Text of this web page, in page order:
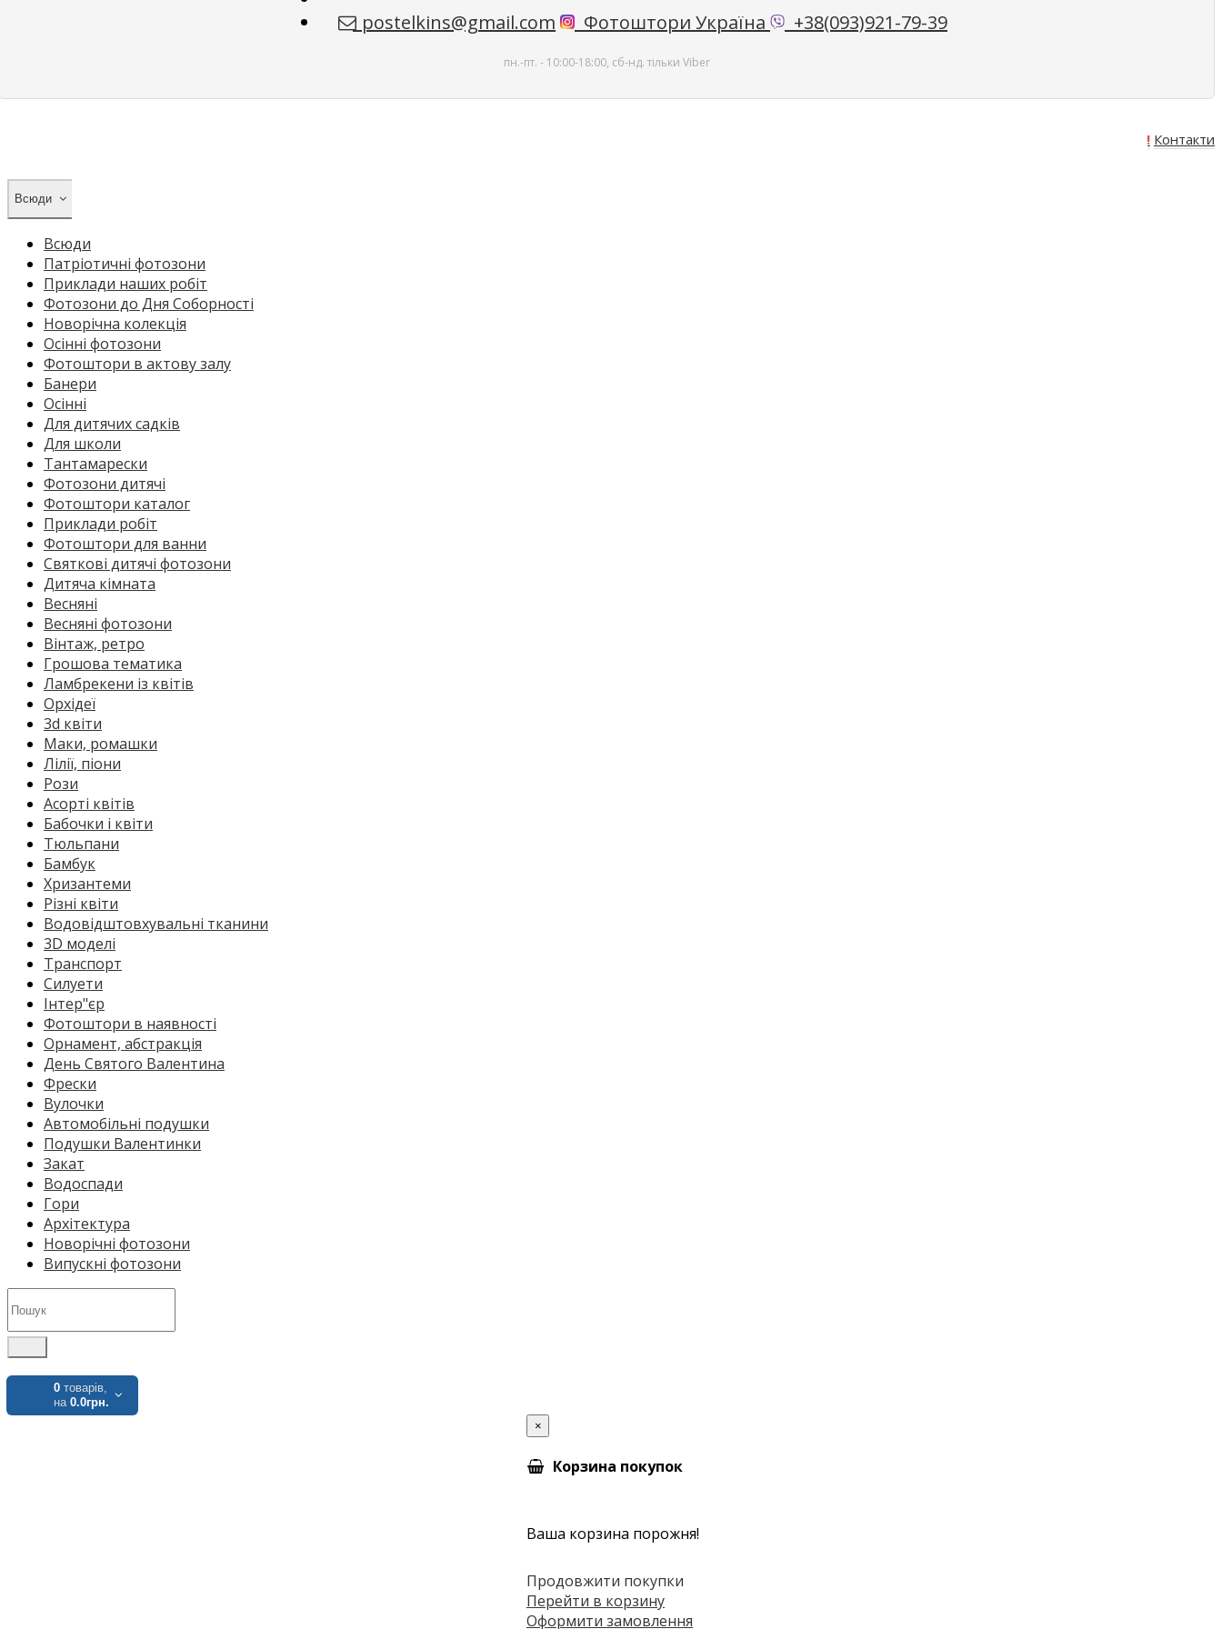
postelkins@gmail.com Фотоштори Україна +38(093)921-79-39
пн.-пт. - 10:00-18:00, сб-нд. тільки Viber
Акція! Контакти
Всюди
Всюди
Патріотичні фотозони
Приклади наших робіт
Фотозони до Дня Соборності
Новорічна колекція
Осінні фотозони
Фотоштори в актову залу
Банери
Осінні
Для дитячих садків
Для школи
Тантамарески
Фотозони дитячі
Фотоштори каталог
Приклади робіт
Фотоштори для ванни
Святкові дитячі фотозони
Дитяча кімната
Весняні
Весняні фотозони
Вінтаж, ретро
Грошова тематика
Ламбрекени із квітів
Орхідеї
3d квіти
Маки, ромашки
Лілії, піони
Рози
Асорті квітів
Бабочки і квіти
Тюльпани
Бамбук
Хризантеми
Різні квіти
Водовідштовхувальні тканини
3D моделі
Транспорт
Силуети
Інтер"єр
Фотоштори в наявності
Орнамент, абстракція
День Святого Валентина
Фрески
Вулочки
Автомобільні подушки
Подушки Валентинки
Закат
Водоспади
Гори
Архітектура
Новорічні фотозони
Випускні фотозони
0 товарів,
на 0.0грн.
×
Корзина покупок
Ваша корзина порожня!
Продовжити покупки
Перейти в корзину
Оформити замовлення